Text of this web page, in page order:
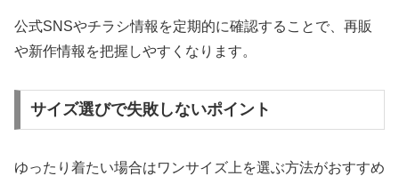
公式SNSやチラシ情報を定期的に確認することで、再販
や新作情報を把握しやすくなります。
サイズ選びで失敗しないポイント
ゆったり着たい場合はワンサイズ上を選ぶ方法がおすすめ